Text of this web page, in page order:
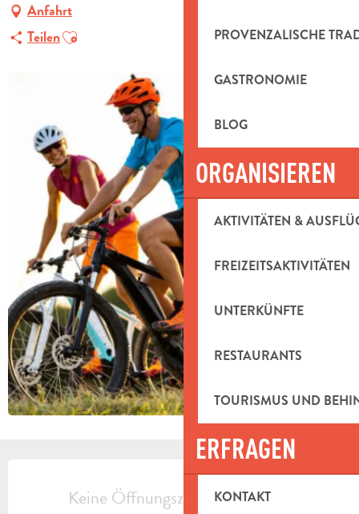
PROVENZALISCHE
GASTRONOMIE
BLOG
ORGANISIEREN
AKTIVITÄTEN &
FREIZEITSAKTIVITÄTEN
UNTERKÜNFTE
RESTAURANTS
TOURISMUS UND
ERFRAGEN
KONTAKT
Anfahrt
TeilenAjouter aux favoris
ÖFFNUNGSZEITEN &
Keine Öffnungszeiten hinterlegt